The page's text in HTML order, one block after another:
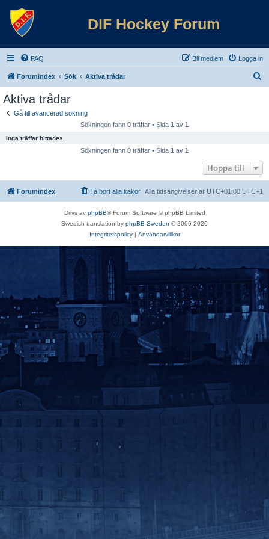
DIF Hockey Forum
FAQ Logga in
Bli medlem
Forumindex Sök Aktiva trådar
Aktiva trådar
Gå till avancerad sökning
Sökningen fann 0 träffar • Sida 1 av 1
Inga träffar hittades.
Sökningen fann 0 träffar • Sida 1 av 1
Hoppa till
Forumindex Alla tidsangivelser är UTC+01:00 UTC+1
Ta bort alla kakor
Drivs av phpBB® Forum Software © phpBB Limited
Swedish translation by phpBB Sweden © 2006-2020
Integritetspolicy| Användarvillkor